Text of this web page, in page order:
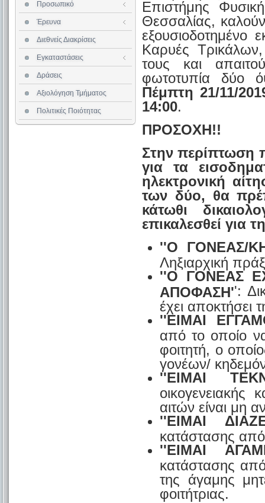
Επιστήμης
Θεσσαλίας,
εξουσιοδοτημένο
Καρυές
τους και
φωτοτυπία δύο
Πέμπτη 21/11/
14:00.
ΠΡΟΣΟΧΗ!!
Στην περίπτωση
για τα
ηλεκτρονική
των δύο, θα
κάτωθι
επικαλεσθεί
''Ο ΓΟΝΕΑΣ/
Ληξιαρχική
''Ο ΓΟΝΕΑΣ
ΑΠΟΦΑΣΗ'':
έχει αποκτήσει
''ΕΙΜΑΙ
από το οποίο
φοιτητή, ο
γονέων/
''ΕΙΜΑΙ
αιτών είναι μη
''ΕΙΜΑΙ
κατάστασης από
''ΕΙΜΑΙ
κατάστασης από
της άγαμης
φοιτήτριας.
Προσωπικό
Επισκέπτες Καθηγητές
Έρευνα
Επιστημονική Δεοντολογία
Ερευνητικά Προγράμματα
Διεθνείς Διακρίσεις
Εγκαταστάσεις
Αίθουσες Διδασκαλίας
Βιβλιοθήκη
Εστιατόριο
Διαθεσιμότητα Αιθουσών
Δράσεις
Αξιολόγηση Τμήματος
Πολιτικές Ποιότητας